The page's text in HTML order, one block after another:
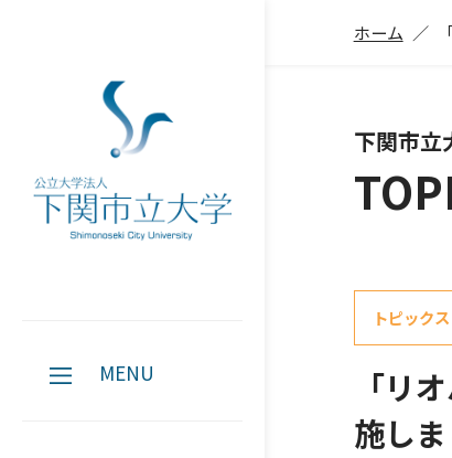
MENU
ホーム
下関市立
トピックス
「リ
施し